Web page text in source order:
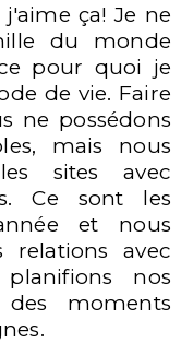
ça! Je ne
du monde
pour quoi je
de vie. Faire
ne possédons
mais nous
sites avec
Ce sont les
et nous
relations avec
nos
moments